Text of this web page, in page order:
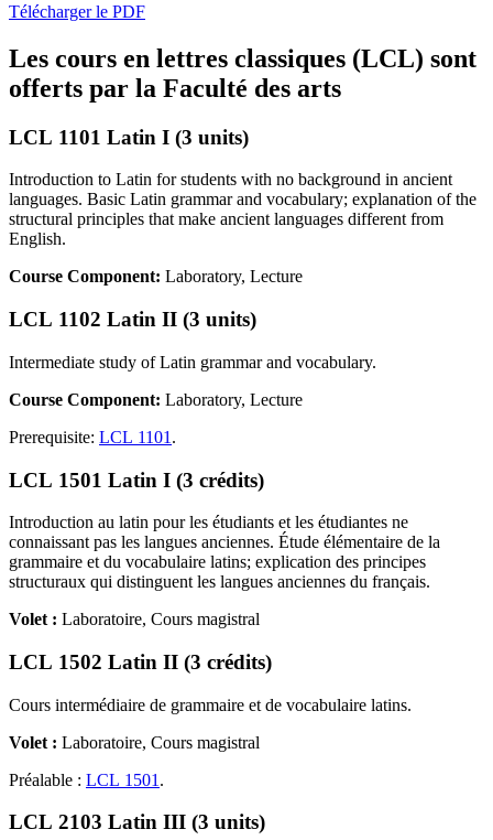
Télécharger le PDF
Les cours en lettres classiques (LCL) sont
offerts par la Faculté des arts
LCL 1101 Latin I (3 units)
Introduction to Latin for students with no background in ancient
languages. Basic Latin grammar and vocabulary; explanation of the
structural principles that make ancient languages different from
English.
Course Component: Laboratory, Lecture
LCL 1102 Latin II (3 units)
Intermediate study of Latin grammar and vocabulary.
Course Component: Laboratory, Lecture
Prerequisite: LCL 1101 .
LCL 1501 Latin I (3 crédits)
Introduction au latin pour les étudiants et les étudiantes ne
connaissant pas les langues anciennes. Étude élémentaire de la
grammaire et du vocabulaire latins; explication des principes
structuraux qui distinguent les langues anciennes du français.
Volet : Laboratoire, Cours magistral
LCL 1502 Latin II (3 crédits)
Cours intermédiaire de grammaire et de vocabulaire latins.
Volet : Laboratoire, Cours magistral
Préalable : LCL 1501 .
LCL 2103 Latin III (3 units)